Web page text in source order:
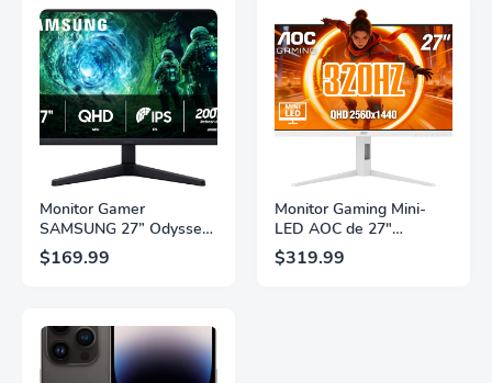
Monitor Gamer
SAMSUNG 27” Odyssey
G5 G53F con Resolución
QHD, HDR10,
Panel IPS, AMD
FreeSync™ Premium,
Ecualizador Negro,
$169.99
Monitor Gaming Mini-
LED AOC de 27"
Pulgadas, QHD
2560×1440, 320Hz, 1ms
$319.99